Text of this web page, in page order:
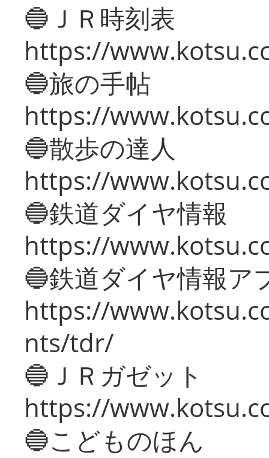
🔵ＪＲ時刻表
https://
🔵旅の手帖
https://
🔵散歩の達人
https://
🔵鉄道ダイヤ情報
https://
🔵鉄道ダイヤ情報ア
https://
nts/tdr/
🔵ＪＲガゼット
https://
🔵こどものほん